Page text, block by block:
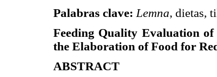
Palabras clave: Lemna, dietas,
Feeding Quality Evaluation
the Elaboration of Food for
ABSTRACT